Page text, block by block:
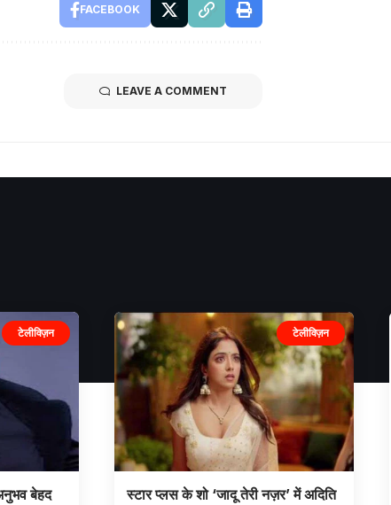
FACEBOOK
LEAVE A COMMENT
टेलीविज़न
बेहद
टेलीविज़न
स्टार प्लस के शो ‘जादू तेरी नज़र’ में अदिति